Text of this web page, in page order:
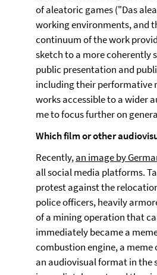
of aleatoric games ("Das
working environments, and
continuum of the work
sketch to a more coherently
public presentation and
including their performative
works accessible to a wider
me to focus further on
Which film or other
Recently,an image by
all social media platforms.
protest against the
police officers, heavily
of a mining operation that
immediately became a
combustion engine, a
an audiovisual format in the